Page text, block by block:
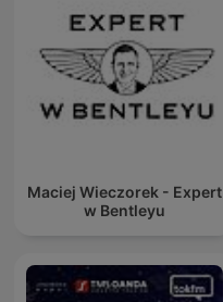
Maciej Wieczorek - Expert
w Bentleyu